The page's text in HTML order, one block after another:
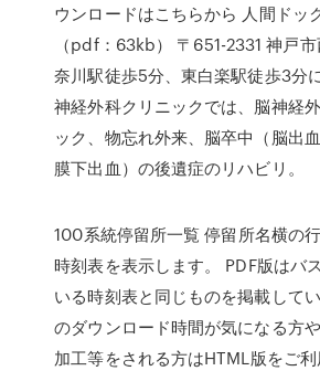
ウンロードはこちらから 人間ドッ
（pdf：63kb） 〒651-2331 神戸
奈川駅徒歩5分、東白楽駅徒歩3分
神経外科クリニックでは、脳神経
ック、物忘れ外来、脳卒中（脳出
膜下出血）の後遺症のリハビリ。
100系統停留所一覧 停留所名横の
時刻表を表示します。 PDF版はバ
いる時刻表と同じものを掲載して
のダウンロード時間が気になる方
加工等をされる方はHTML版をご